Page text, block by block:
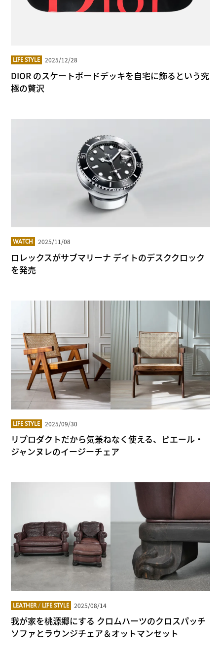
LIFE STYLE 2025/12/28
DIOR のスケートボードデッキを自宅に飾るという究
極の贅沢
WATCH 2025/11/08
ロレックスがサブマリーナ デイトのデスククロック
を発売
LIFE STYLE 2025/09/30
リプロダクトだから気兼ねなく使える、ピエール・
ジャンヌレのイージーチェア
LEATHER / LIFE STYLE 2025/08/14
我が家を桃源郷にする クロムハーツのクロスパッチ
ソファとラウンジチェア＆オットマンセット